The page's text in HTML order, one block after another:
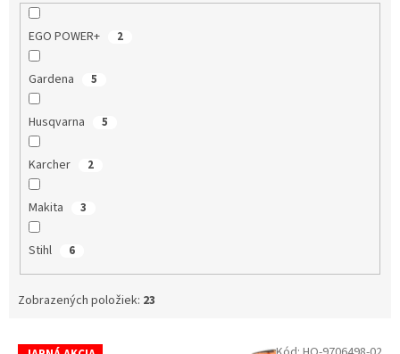
EGO POWER+ 2
Gardena 5
Husqvarna 5
Karcher 2
Makita 3
Stihl 6
Zobrazených položiek: 23
Výpis produktov